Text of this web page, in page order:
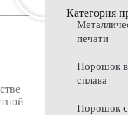
Категория
печати
Порошок
сплава
Порошок